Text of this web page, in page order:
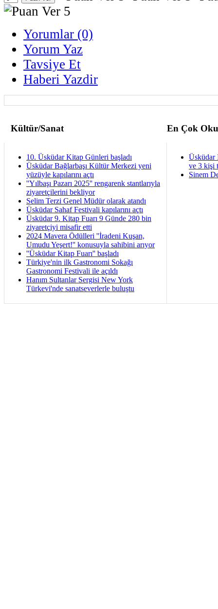
Yorumlar (0)
Yorum Yaz
Tavsiye Et
Haberi Yazdir
Kültür/Sanat En Çok
10. Üsküdar Kitap Günleri başladı
Üsküdar Bağlarbaşı Kültür Merkezi yeni
yüzüyle kapılarını açtı
''Yılbaşı Pazarı 2025'' rengarenk stantlarıyla
ziyaretçilerini bekliyor
Selim Terzi Genel Müdür olarak atandı
Üsküdar Sahaf Festivali kapılarını açtı
Üsküdar 9. Kitap Fuarı 9 Günde 280 bin
ziyaretçiyi misafir etti
2024 Mavera Ödülleri ''İradeni Kuşan,
Umudu Yeşert!'' konusuyla sahibini arıyor
''Üsküdar Kitap Fuarı'' başladı
Türkiye'nin ilk Gastronomi Sokağı
Gastronomi Festivali ile açıldı
Hanım Sultanlar Sergisi New York
Türkevi'nde sanatseverlerle buluştu
Üsküdar
ve 3 kişi
Sinem